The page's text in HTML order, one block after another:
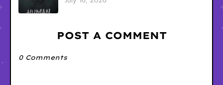
POST A COMMENT
0 Comments